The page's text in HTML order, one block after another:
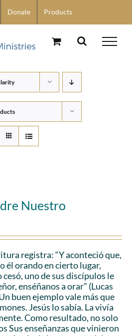
Donate Products
Nuestro
registra: “Y aconteció que,
él orando en cierto lugar,
cesó, uno de sus discípulos le
enséñanos a orar” (Lucas
buen ejemplo vale más que
Jesús lo sabía. La vivía
Como resultado, no solo
Sus enseñanzas que vinieron